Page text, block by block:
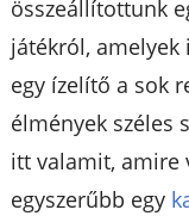
összeállítottunk
játékról, amelyek
egy ízelítő a sok
élmények széles
itt valamit, amire
egyszerűbb egy